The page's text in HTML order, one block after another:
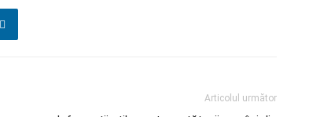
Articolul următor